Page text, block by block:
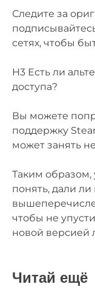
Следите за
сетях, чтобы
H3 Есть ли
доступа?
Вы можете
поддержку
может занять
Таким образом,
понять, дали ли
чтобы не
новой версией
Читай ещё